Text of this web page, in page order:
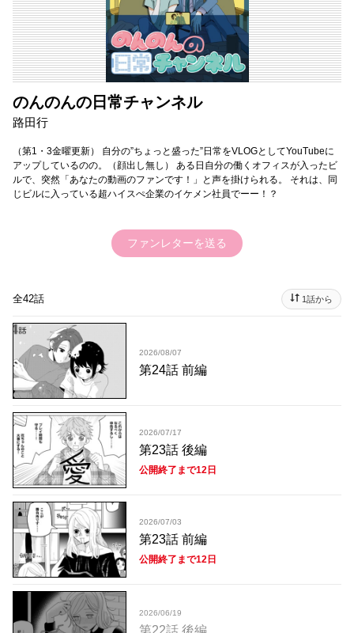
のんのんの日常チャンネル
路田行
（第1・3金曜更新） 自分の”ちょっと盛った”日常をVLOGとしてYouTubeに
アップしているのの。（顔出し無し） ある日自分の働くオフィスが入ったビ
ルで、突然「あなたの動画のファンです！」と声を掛けられる。 それは、同
じビルに入っている超ハイスぺ企業のイケメン社員でーー！？
ファンレターを送る
全42話 1話から
2026/08/07
第24話 前編
2026/07/17
第23話 後編
公開終了まで12日
2026/07/03
第23話 前編
公開終了まで12日
2026/06/19